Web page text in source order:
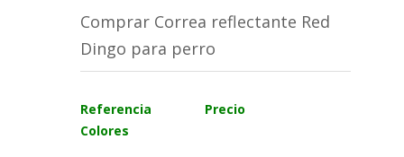
Comprar Correa reflectante Red
Dingo para perro
Referencia
Precio
Colores